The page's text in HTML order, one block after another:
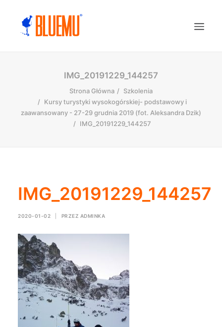
IMG_20191229_144257
Strona Główna
Szkolenia
Kursy turystyki wysokogórskiej- podstawowy i
zaawansowany - 27-29 grudnia 2019 (fot. Aleksandra Dzik)
IMG_20191229_144257
IMG_20191229_144257
2020-01-02 PRZEZ ADMINKA